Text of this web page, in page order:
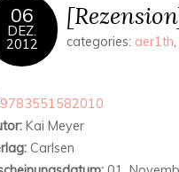
06
DEZ.
2012 categories: aer1th,
Kai Meyer
Carlsen